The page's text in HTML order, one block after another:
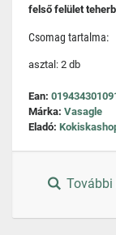
felső felület
Csomag tartalma:
asztal: 2 db
Ean:
Márka: Vasagle
Eladó:
További